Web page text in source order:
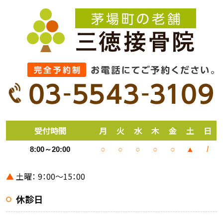
受付時間 月 火 水 木 金 土 日
8:00～20:00 ○ ○ ○ ○ ○ ▲ /
▲ 土曜： 9：00～15：00
休診日